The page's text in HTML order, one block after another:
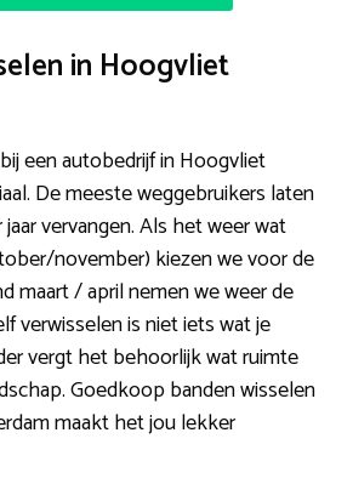
in Hoogvliet
een autobedrijf in Hoogvliet
De meeste weggebruikers laten
vervangen. Als het weer wat
november) kiezen we voor de
maart / april nemen we weer de
verwisselen is niet iets wat je
vergt het behoorlijk wat ruimte
Goedkoop banden wisselen
maakt het jou lekker